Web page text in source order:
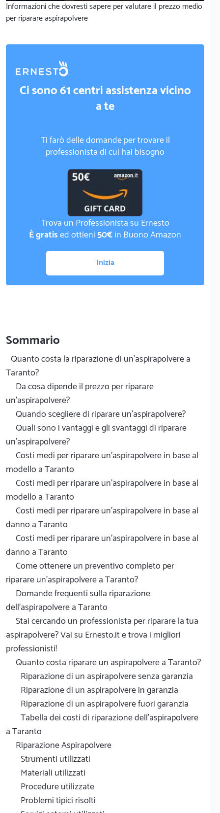
Informazioni che dovresti sapere per valutare il prezzo medio
per riparare aspirapolvere
Ci sono 61 centri assistenza vicino
a te
Ti farò delle domande per trovare il
professionista di cui hai bisogno
Trova un Professionista su Ernesto
È gratised ottieni50€in Buono Amazon
Inizia
Sommario
Quanto costa la riparazione di un'aspirapolvere a
Taranto?
Da cosa dipende il prezzo per riparare
un'aspirapolvere?
Quando scegliere di riparare un'aspirapolvere?
Quali sono i vantaggi e gli svantaggi di riparare
un'aspirapolvere?
Costi medi per riparare un'aspirapolvere in base al
modello a Taranto
Costi medi per riparare un'aspirapolvere in base al
modello a Taranto
Costi medi per riparare un'aspirapolvere in base al
danno a Taranto
Costi medi per riparare un'aspirapolvere in base al
danno a Taranto
Come ottenere un preventivo completo per
riparare un'aspirapolvere a Taranto?
Domande frequenti sulla riparazione
dell'aspirapolvere a Taranto
Stai cercando un professionista per riparare la tua
aspirapolvere? Vai su Ernesto.it e trova i migliori
professionisti!
Quanto costa riparare un aspirapolvere a Taranto?
Riparazione di un aspirapolvere senza garanzia
Riparazione di un aspirapolvere in garanzia
Riparazione di un aspirapolvere fuori garanzia
Tabella dei costi di riparazione dell'aspirapolvere
a Taranto
Riparazione Aspirapolvere
Strumenti utilizzati
Materiali utilizzati
Procedure utilizzate
Problemi tipici risolti